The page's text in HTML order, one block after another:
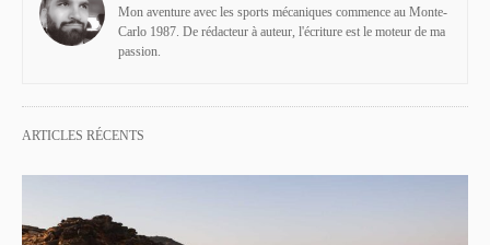
Mon aventure avec les sports mécaniques commence au Monte-
Carlo 1987. De rédacteur à auteur, l'écriture est le moteur de ma
passion.
ARTICLES RÉCENTS